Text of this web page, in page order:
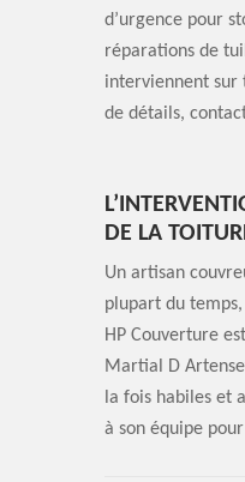
d’urgence pour
réparations de
interviennent sur
de détails,
DE LA
Un artisan
plupart du
HP Couverture
Martial D
la fois habiles et
à son équipe